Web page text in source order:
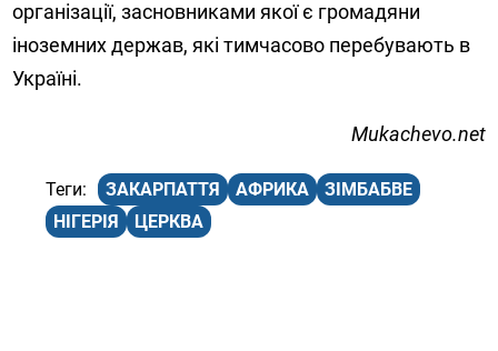
організації, засновниками якої є громадяни
іноземних держав, які тимчасово перебувають в
Україні.
Мukachevo.net
ЗАКАРПАТТЯ АФРИКА
ЗІМБАБВЕ
НІГЕРІЯ
ЦЕРКВА